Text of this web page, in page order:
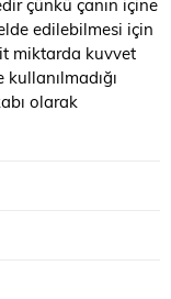
çünkü çanın içine
edilebilmesi için
miktarda kuvvet
olarak